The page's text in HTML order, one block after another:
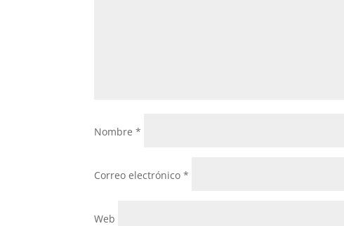
Nombre*
Correo electrónico*
Web